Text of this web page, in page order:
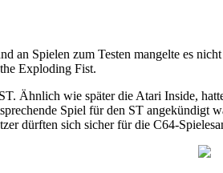
an Spielen zum Testen mangelte es
Exploding Fist.
Ähnlich wie später die Atari Inside,
Spiel für den ST
dürften sich sicher für die C64-